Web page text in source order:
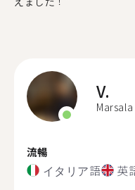
V.
Marsala
流暢
イタリア語 英